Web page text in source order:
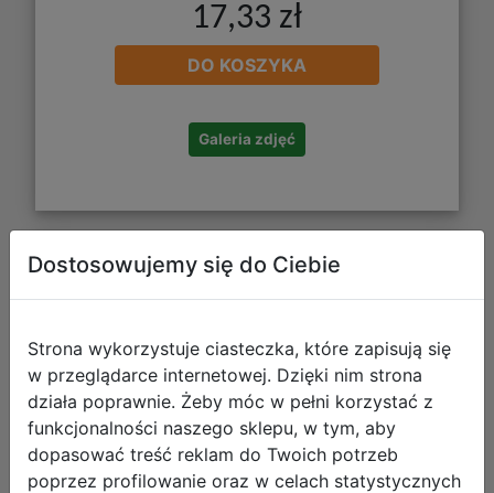
17,33 zł
DO KOSZYKA
Galeria zdjęć
Ultra Pro: Magic the Gathering -
Box - Kamiz, Obscura Oculus
Dostosowujemy się do Ciebie
Strona wykorzystuje ciasteczka, które zapisują się
w przeglądarce internetowej. Dzięki nim strona
działa poprawnie. Żeby móc w pełni korzystać z
funkcjonalności naszego sklepu, w tym, aby
dopasować treść reklam do Twoich potrzeb
poprzez profilowanie oraz w celach statystycznych